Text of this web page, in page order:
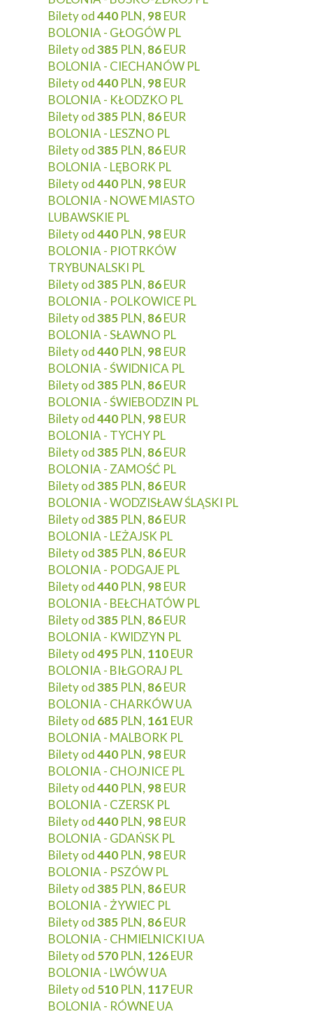
Bilety od440 PLN, 98EUR
BOLONIA - GŁOGÓW PL
Bilety od385 PLN, 86EUR
BOLONIA - CIECHANÓW PL
Bilety od440 PLN, 98EUR
BOLONIA - KŁODZKO PL
Bilety od385 PLN, 86EUR
BOLONIA - LESZNO PL
Bilety od385 PLN, 86EUR
BOLONIA - LĘBORK PL
Bilety od440 PLN, 98EUR
BOLONIA - NOWE MIASTO
LUBAWSKIE PL
Bilety od440 PLN, 98EUR
BOLONIA - PIOTRKÓW
TRYBUNALSKI PL
Bilety od385 PLN, 86EUR
BOLONIA - POLKOWICE PL
Bilety od385 PLN, 86EUR
BOLONIA - SŁAWNO PL
Bilety od440 PLN, 98EUR
BOLONIA - ŚWIDNICA PL
Bilety od385 PLN, 86EUR
BOLONIA - ŚWIEBODZIN PL
Bilety od440 PLN, 98EUR
BOLONIA - TYCHY PL
Bilety od385 PLN, 86EUR
BOLONIA - ZAMOŚĆ PL
Bilety od385 PLN, 86EUR
BOLONIA - WODZISŁAW ŚLĄSKI PL
Bilety od385 PLN, 86EUR
BOLONIA - LEŻAJSK PL
Bilety od385 PLN, 86EUR
BOLONIA - PODGAJE PL
Bilety od440 PLN, 98EUR
BOLONIA - BEŁCHATÓW PL
Bilety od385 PLN, 86EUR
BOLONIA - KWIDZYN PL
Bilety od495 PLN, 110EUR
BOLONIA - BIŁGORAJ PL
Bilety od385 PLN, 86EUR
BOLONIA - CHARKÓW UA
Bilety od 685 PLN, 161 EUR
BOLONIA - MALBORK PL
Bilety od440 PLN, 98EUR
BOLONIA - CHOJNICE PL
Bilety od440 PLN, 98EUR
BOLONIA - CZERSK PL
Bilety od440 PLN, 98EUR
BOLONIA - GDAŃSK PL
Bilety od440 PLN, 98EUR
BOLONIA - PSZÓW PL
Bilety od385 PLN, 86EUR
BOLONIA - ŻYWIEC PL
Bilety od385 PLN, 86EUR
BOLONIA - CHMIELNICKI UA
Bilety od 570 PLN, 126EUR
BOLONIA - LWÓW UA
Bilety od 510 PLN, 117EUR
BOLONIA - RÓWNE UA